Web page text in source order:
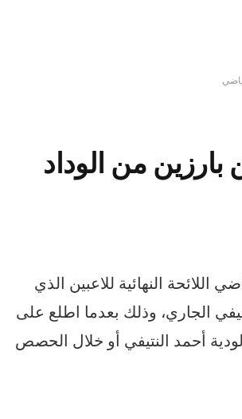
برحيل 9 لاعبين بارزين من الوداد
النهائية للاعبين الذي
الجاري، وذلك بعدما اطلع على
أحمد النتيفي أو خلال الحصص